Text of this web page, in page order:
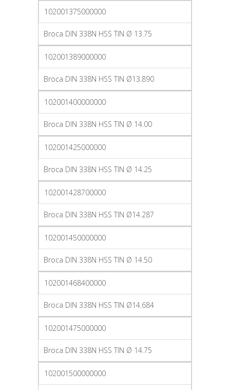
102001375000000
Broca DIN 338N HSS TIN Ø 13.75
102001389000000
Broca DIN 338N HSS TIN Ø13.890
102001400000000
Broca DIN 338N HSS TIN Ø 14.00
102001425000000
Broca DIN 338N HSS TIN Ø 14.25
102001428700000
Broca DIN 338N HSS TIN Ø14.287
102001450000000
Broca DIN 338N HSS TIN Ø 14.50
102001468400000
Broca DIN 338N HSS TIN Ø14.684
102001475000000
Broca DIN 338N HSS TIN Ø 14.75
102001500000000